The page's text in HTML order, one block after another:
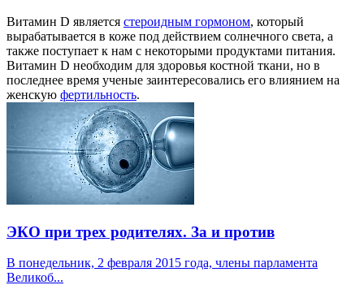
Витамин D является стероидным гормоном, который
вырабатывается в коже под действием солнечного света, а
также поступает к нам с некоторыми продуктами питания.
Витамин D необходим для здоровья костной ткани, но в
последнее время ученые заинтересовались его влиянием на
женскую фертильность.
ЭКО при трех родителях. За и против
В понедельник, 2 февраля 2015 года, члены парламента
Великоб...